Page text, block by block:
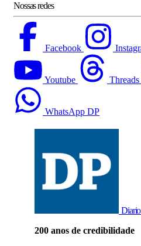
Nossas redes
Facebook
Youtube Threads
WhatsApp DP
200 anos de credibilidade